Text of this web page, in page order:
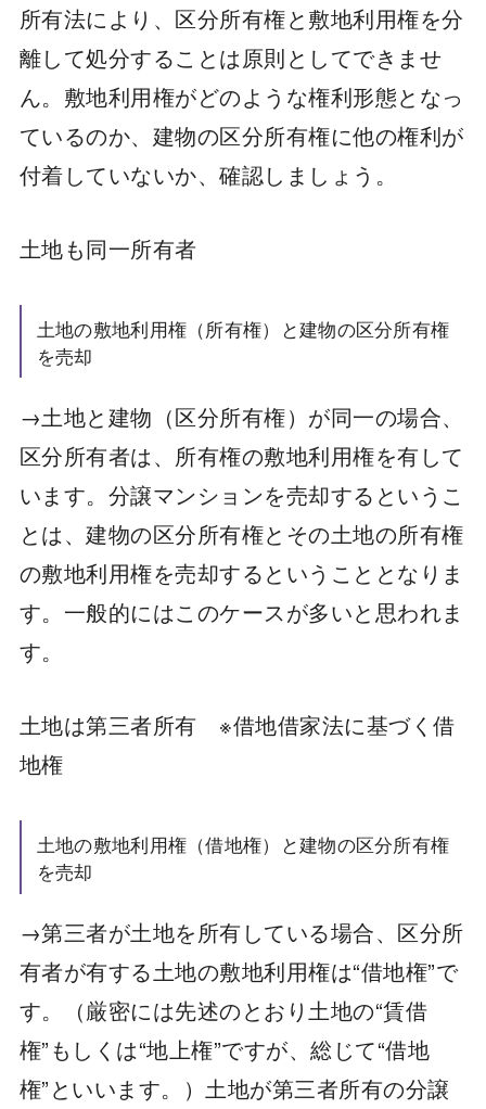
所有法により、区分所有権と敷地利用権を分
離して処分することは原則としてできませ
ん。敷地利用権がどのような権利形態となっ
ているのか、建物の区分所有権に他の権利が
付着していないか、確認しましょう。
土地も同一所有者
土地の敷地利用権（所有権）と建物の区分所有権
を売却
→土地と建物（区分所有権）が同一の場合、
区分所有者は、所有権の敷地利用権を有して
います。分譲マンションを売却するというこ
とは、建物の区分所有権とその土地の所有権
の敷地利用権を売却するということとなりま
す。一般的にはこのケースが多いと思われま
す。
土地は第三者所有 ※借地借家法に基づく借
地権
土地の敷地利用権（借地権）と建物の区分所有権
を売却
→第三者が土地を所有している場合、区分所
有者が有する土地の敷地利用権は“借地権”で
す。（厳密には先述のとおり土地の“賃借
権”もしくは“地上権”ですが、総じて“借地
権”といいます。）土地が第三者所有の分譲